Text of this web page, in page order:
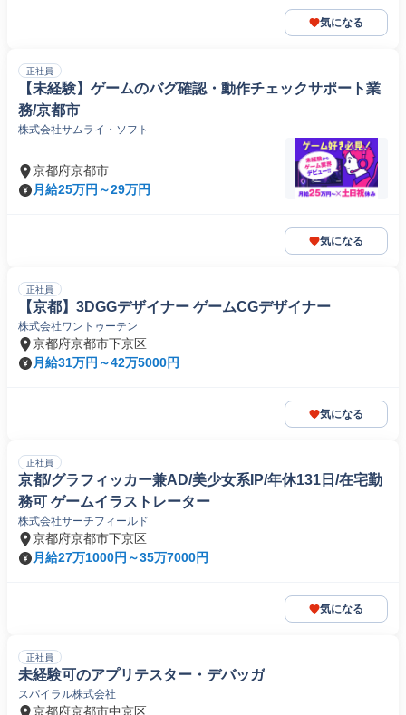
気になる
正社員
【未経験】ゲームのバグ確認・動作チェックサポート業
務/京都市
株式会社サムライ・ソフト
京都府京都市
月給25万円～29万円
気になる
正社員
【京都】3DGGデザイナー ゲームCGデザイナー
株式会社ワントゥーテン
京都府京都市下京区
月給31万円～42万5000円
気になる
正社員
京都/グラフィッカー兼AD/美少女系IP/年休131日/在宅勤
務可 ゲームイラストレーター
株式会社サーチフィールド
京都府京都市下京区
月給27万1000円～35万7000円
気になる
正社員
未経験可のアプリテスター・デバッガ
スパイラル株式会社
京都府京都市中京区